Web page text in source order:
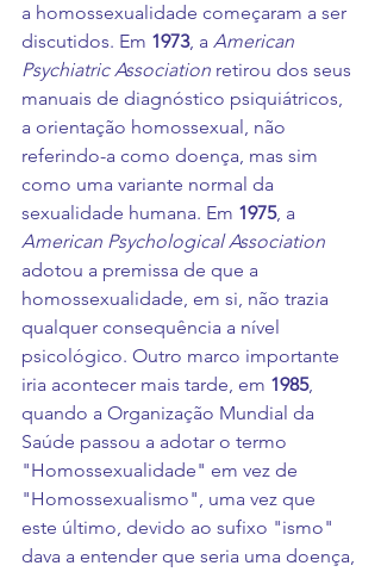
a homossexualidade começaram a ser
discutidos. Em 1973, a American
Psychiatric Association retirou dos seus
manuais de diagnóstico psiquiátricos,
a orientação homossexual, não
referindo-a como doença, mas sim
como uma variante normal da
sexualidade humana. Em 1975, a
American Psychological Association
adotou a premissa de que a
homossexualidade, em si, não trazia
qualquer consequência a nível
psicológico. Outro marco importante
iria acontecer mais tarde, em 1985,
quando a Organização Mundial da
Saúde passou a adotar o termo
"Homossexualidade" em vez de
"Homossexualismo", uma vez que
este último, devido ao sufixo "ismo"
dava a entender que seria uma doença,